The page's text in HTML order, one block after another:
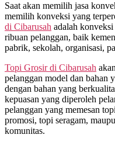
Saat akan memilih jasa
memilih konveksi yang
di Cibarusah adalah
ribuan pelanggan, baik
pabrik, sekolah, organisasi,
Topi Grosir di Cibarusah
pelanggan model dan bahan
dengan bahan yang
kepuasan yang diperoleh
pelanggan yang memesan
promosi, topi seragam,
komunitas.